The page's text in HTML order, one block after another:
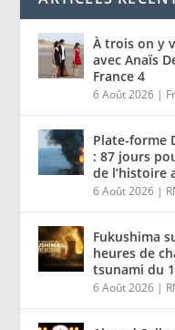
À trois on y
avec Anaïs
France 4
6 Août 2026 |
Plate-forme
: 87 jours
de l’histoire
6 Août 2026 |
Fukushima
heures de
tsunami du
6 Août 2026 |